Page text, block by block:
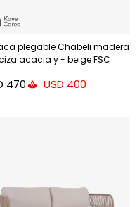
plegable Chabeli madera
acacia y - beige FSC
470 USD 400